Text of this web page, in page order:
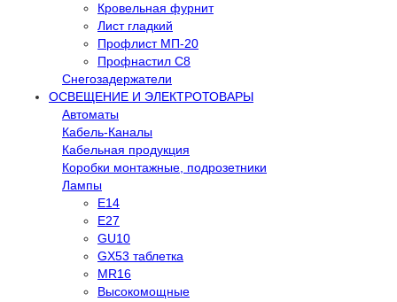
Кровельная фурнит
Лист гладкий
Профлист МП-20
Профнастил С8
Снегозадержатели
ОСВЕЩЕНИЕ И ЭЛЕКТРОТОВАРЫ
Автоматы
Кабель-Каналы
Кабельная продукция
Коробки монтажные, подрозетники
Лампы
E14
E27
GU10
GX53 таблетка
MR16
Высокомощные